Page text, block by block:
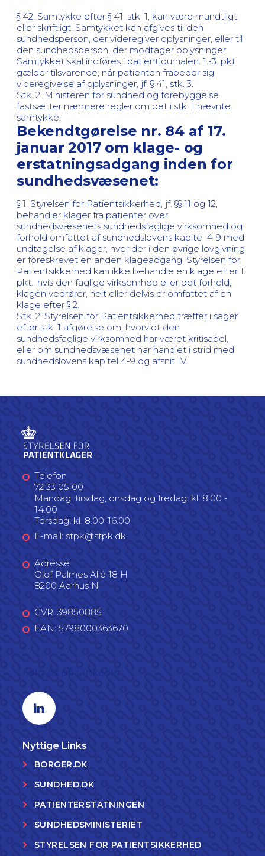
§ 42. Samtykke efter § 41, stk. 1, kan være mundtligt
eller skriftligt. Samtykket kan afgives til den
sundhedsperson, der videregiver oplysninger, eller til
den sundhedsperson, der modtager oplysninger.
Samtykket skal indføres i patientjournalen. 1.-3. pkt.
gælder tilsvarende, når patienten frabeder sig
videregivelse af oplysninger, jf. § 41, stk. 3.
Stk. 2. Ministeren for sundhed og forebyggelse
fastsætter nærmere regler om det i stk. 1 nævnte
samtykke.
Bekendtgørelse nr. 84 af 17.
januar 2017 om klage- og
erstatningsadgang inden for
sundhedsvæsenet:
§ 1. Styrelsen for Patientsikkerhed, jf. §§ 11 og 12,
behandler klager fra patienter over
sundhedsvæsenets sundhedsfaglige virksomhed og
forhold omfattet af sundhedslovens kapitel 4-9 med
undtagelse af klager, hvor der i den øvrige lovgivning
er foreskrevet en anden klageadgang. Styrelsen for
Patientsikkerhed kan ikke behandle en klage efter 1.
pkt., hvis den faglige virksomhed eller det forhold,
klagen vedrører, helt eller delvis er omfattet af en
klage efter § 2.
Stk. 2. Styrelsen for Patientsikkerhed træffer i sager
efter stk. 1 afgørelse om, hvorvidt den
sundhedsfaglige virksomhed har været kritisabel,
eller om sundhedsvæsenet har handlet i strid med
sundhedslovens kapitel 4-9 og afsnit IV.
Telefon
72 33 05 00
Mandag, tirsdag, onsdag og fredag: kl. 8.00 -
14.00
Torsdag: kl. 8.00-16.00
E-mail: stpk@stpk.dk
Adresse
Olof Palmes Allé 18 H
8200 Aarhus N
CVR: 39850885
EAN: 5798000363670
Linkedin profil
Nyttige Links
BORGER.DK
SUNDHED.DK
PATIENTERSTATNINGEN
SUNDHEDSMINISTERIET
STYRELSEN FOR PATIENTSIKKERHED